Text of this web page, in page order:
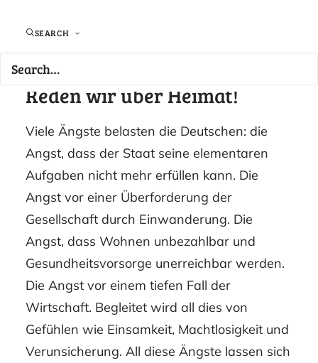
SEARCH
Kalender:
Reden wir über Heimat!
Viele Ängste belasten die Deutschen: die
Angst, dass der Staat seine elementaren
Aufgaben nicht mehr erfüllen kann. Die
Angst vor einer Überforderung der
Gesellschaft durch Einwanderung. Die
Angst, dass Wohnen unbezahlbar und
Gesundheitsvorsorge unerreichbar werden.
Die Angst vor einem tiefen Fall der
Wirtschaft. Begleitet wird all dies von
Gefühlen wie Einsamkeit, Machtlosigkeit und
Verunsicherung. All diese Ängste lassen sich